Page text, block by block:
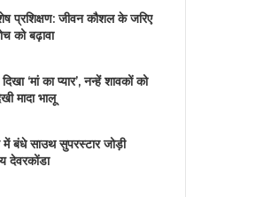
प्रशिक्षण: जीवन कौशल के जरिए
को बढ़ावा
‘मां का प्यार’, नन्हें शावकों को
मादा भालू
बंधे साउथ सुपरस्टार जोड़ी
देवरकोंडा